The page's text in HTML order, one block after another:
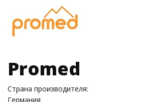
Promed
Страна производителя:
Германия